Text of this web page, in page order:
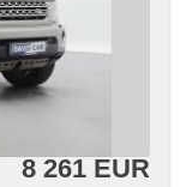
8 261 EUR